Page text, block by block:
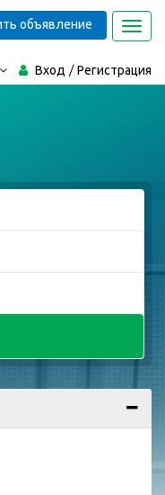
Вход Регистрация
объявление